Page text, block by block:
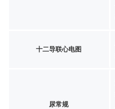
十二导联心电图
尿常规